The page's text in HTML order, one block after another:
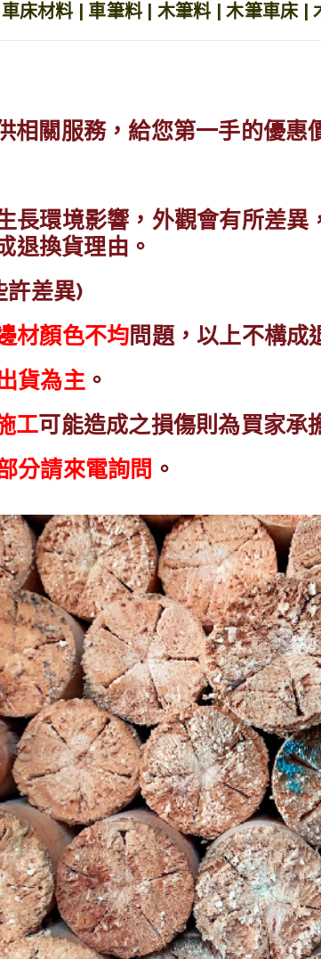
床材料 | 車筆料 | 木筆料 | 木筆車床 |
相關服務，給您第一手的優惠
長環境影響，外觀會有所差異
退換貨理由。
許差異)
材顏色不均問題，以上不構成
貨為主。
工可能造成之損傷則為買家承
分請來電詢問 。